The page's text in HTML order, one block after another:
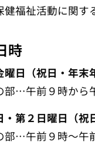
祉活動に関する
時
曜日（祝日・年
…午前９時から午
・第２日曜日（祝
…午前９時～午前